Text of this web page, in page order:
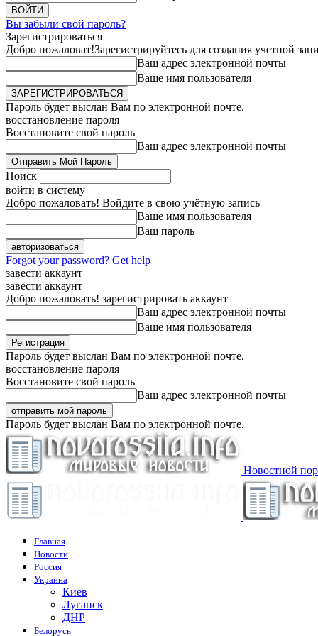
Вы забыли свой пароль?
Зарегистрироваться
Добро пожаловат!Зарегистрируйтесь для создания учетной
Ваш адрес электронной почты
Ваше имя пользователя
Пароль будет выслан Вам по электронной почте.
восстановление пароля
Восстановите свой пароль
Ваш адрес электронной почты
Поиск
войти в систему
Добро пожаловать! Войдите в свою учётную запись
Ваше имя пользователя
Ваш пароль
Forgot your password? Get help
завести аккаунт
завести аккаунт
Добро пожаловать! зарегистрировать аккаунт
Ваш адрес электронной почты
Ваше имя пользователя
Пароль будет выслан Вам по электронной почте.
восстановление пароля
Восстановите свой пароль
Ваш адрес электронной почты
Пароль будет выслан Вам по электронной почте.
Новостной
Главная
Новости
Россия
Украина
Киев
Луганск
ДНР
Белорусь